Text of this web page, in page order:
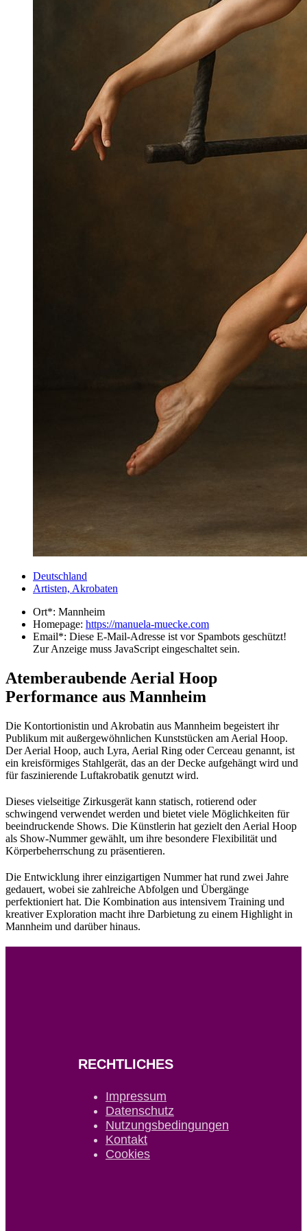
Deutschland
Artisten, Akrobaten
Ort*: Mannheim
Homepage: https://manuela-muecke.com
Email*: Diese E-Mail-Adresse ist vor Spambots geschützt!
Zur Anzeige muss JavaScript eingeschaltet sein.
Atemberaubende Aerial Hoop
Performance aus Mannheim
Die Kontortionistin und Akrobatin aus Mannheim begeistert ihr
Publikum mit außergewöhnlichen Kunststücken am Aerial Hoop.
Der Aerial Hoop, auch Lyra, Aerial Ring oder Cerceau genannt, ist
ein kreisförmiges Stahlgerät, das an der Decke aufgehängt wird und
für faszinierende Luftakrobatik genutzt wird.
Dieses vielseitige Zirkusgerät kann statisch, rotierend oder
schwingend verwendet werden und bietet viele Möglichkeiten für
beeindruckende Shows. Die Künstlerin hat gezielt den Aerial Hoop
als Show-Nummer gewählt, um ihre besondere Flexibilität und
Körperbeherrschung zu präsentieren.
Die Entwicklung ihrer einzigartigen Nummer hat rund zwei Jahre
gedauert, wobei sie zahlreiche Abfolgen und Übergänge
perfektioniert hat. Die Kombination aus intensivem Training und
kreativer Exploration macht ihre Darbietung zu einem Highlight in
Mannheim und darüber hinaus.
RECHTLICHES
Impressum
Datenschutz
Nutzungsbedingungen
Kontakt
Cookies